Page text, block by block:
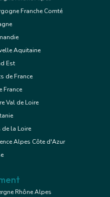
Franche Comté
Aquitaine
Est
de France
France
Val de Loire
de la Loire
Alpes Côte d'Azur
Rhône Alpes